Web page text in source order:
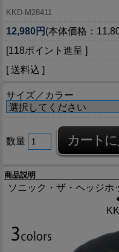
KKD-M28411
12,980円 (本体価格：
[118ポイント進呈 ]
[ 送料込 ]
サイズ／カラー
数量
商品説明
ソニック・ザ・ヘッジホ